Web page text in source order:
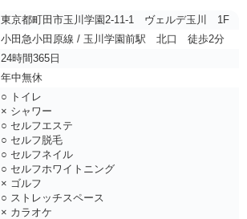
東京都町田市玉川学園2-11-1 ヴェルデ玉川 1F
小田急小田原線 / 玉川学園前駅 北口 徒歩2分
24時間365日
年中無休
○ トイレ
× シャワー
○ セルフエステ
○ セルフ脱毛
○ セルフネイル
○ セルフホワイトニング
× ゴルフ
○ ストレッチスペース
× カラオケ